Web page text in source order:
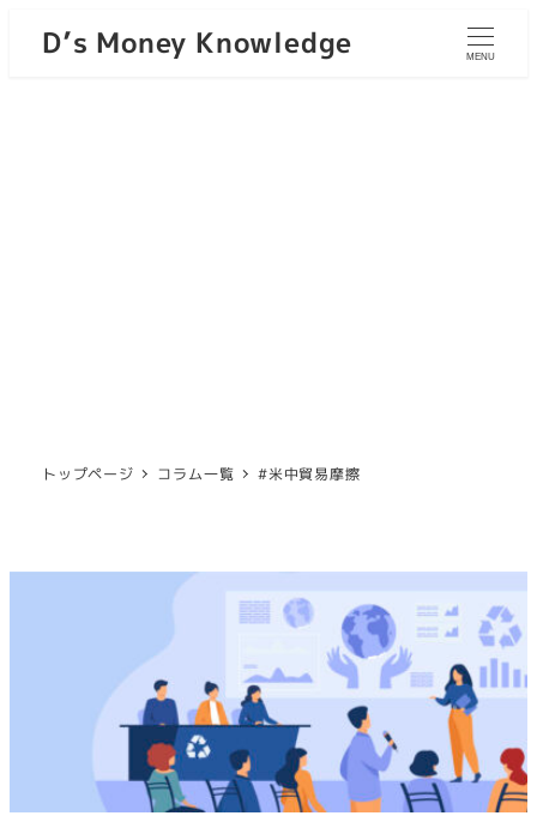
D’s Money Knowledge MENU
トップページ コラム一覧 #米中貿易摩擦